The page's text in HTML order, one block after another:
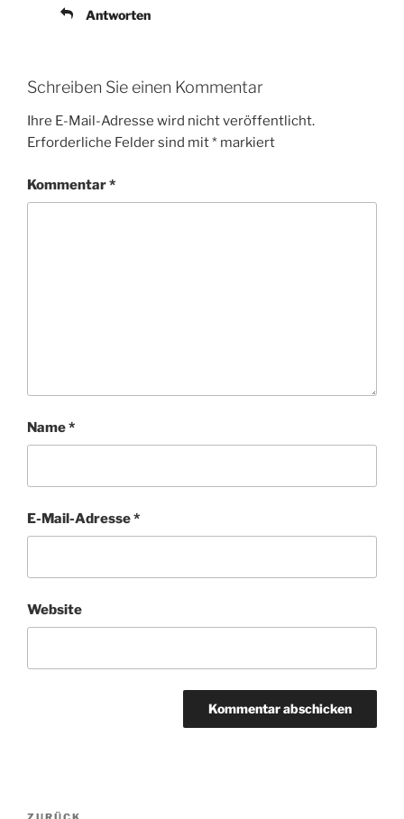
Antworten
Schreiben Sie einen Kommentar
Ihre E-Mail-Adresse wird nicht veröffentlicht.
Erforderliche Felder sind mit* markiert
Kommentar*
Name*
E-Mail-Adresse*
Website
Beitragsnavigation